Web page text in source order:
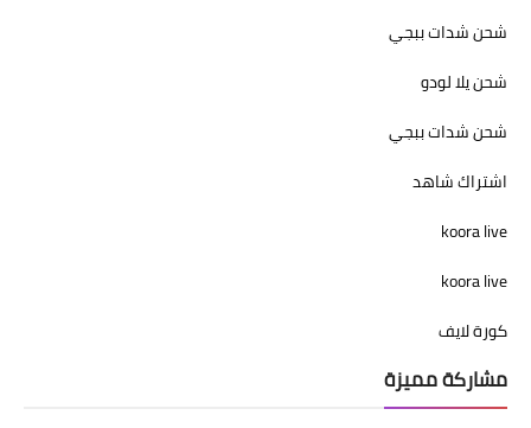
شحن شدات ببجي
شحن يلا لودو
شحن شدات ببجي
اشتراك شاهد
koora live
koora live
كورة لايف
مشاركة مميزة